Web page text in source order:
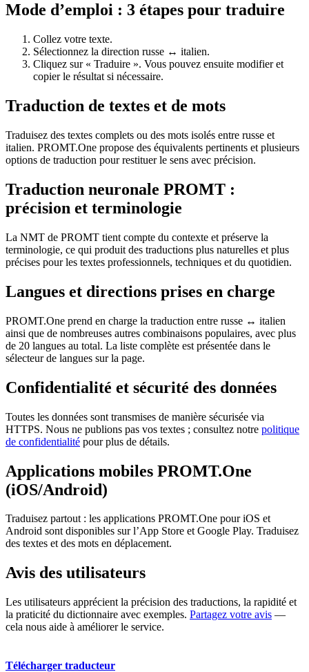
Mode d’emploi : 3 étapes pour traduire
Collez votre texte.
Sélectionnez la direction russe ↔ italien.
Cliquez sur « Traduire ». Vous pouvez ensuite modifier et
copier le résultat si nécessaire.
Traduction de textes et de mots
Traduisez des textes complets ou des mots isolés entre russe et
italien. PROMT.One propose des équivalents pertinents et plusieurs
options de traduction pour restituer le sens avec précision.
Traduction neuronale PROMT :
précision et terminologie
La NMT de PROMT tient compte du contexte et préserve la
terminologie, ce qui produit des traductions plus naturelles et plus
précises pour les textes professionnels, techniques et du quotidien.
Langues et directions prises en charge
PROMT.One prend en charge la traduction entre russe ↔ italien
ainsi que de nombreuses autres combinaisons populaires, avec plus
de 20 langues au total. La liste complète est présentée dans le
sélecteur de langues sur la page.
Confidentialité et sécurité des données
Toutes les données sont transmises de manière sécurisée via
HTTPS. Nous ne publions pas vos textes ; consultez notre politique
de confidentialité pour plus de détails.
Applications mobiles PROMT.One
(iOS/Android)
Traduisez partout : les applications PROMT.One pour iOS et
Android sont disponibles sur l’App Store et Google Play. Traduisez
des textes et des mots en déplacement.
Avis des utilisateurs
Les utilisateurs apprécient la précision des traductions, la rapidité et
la praticité du dictionnaire avec exemples. Partagez votre avis —
cela nous aide à améliorer le service.
Télécharger traducteur